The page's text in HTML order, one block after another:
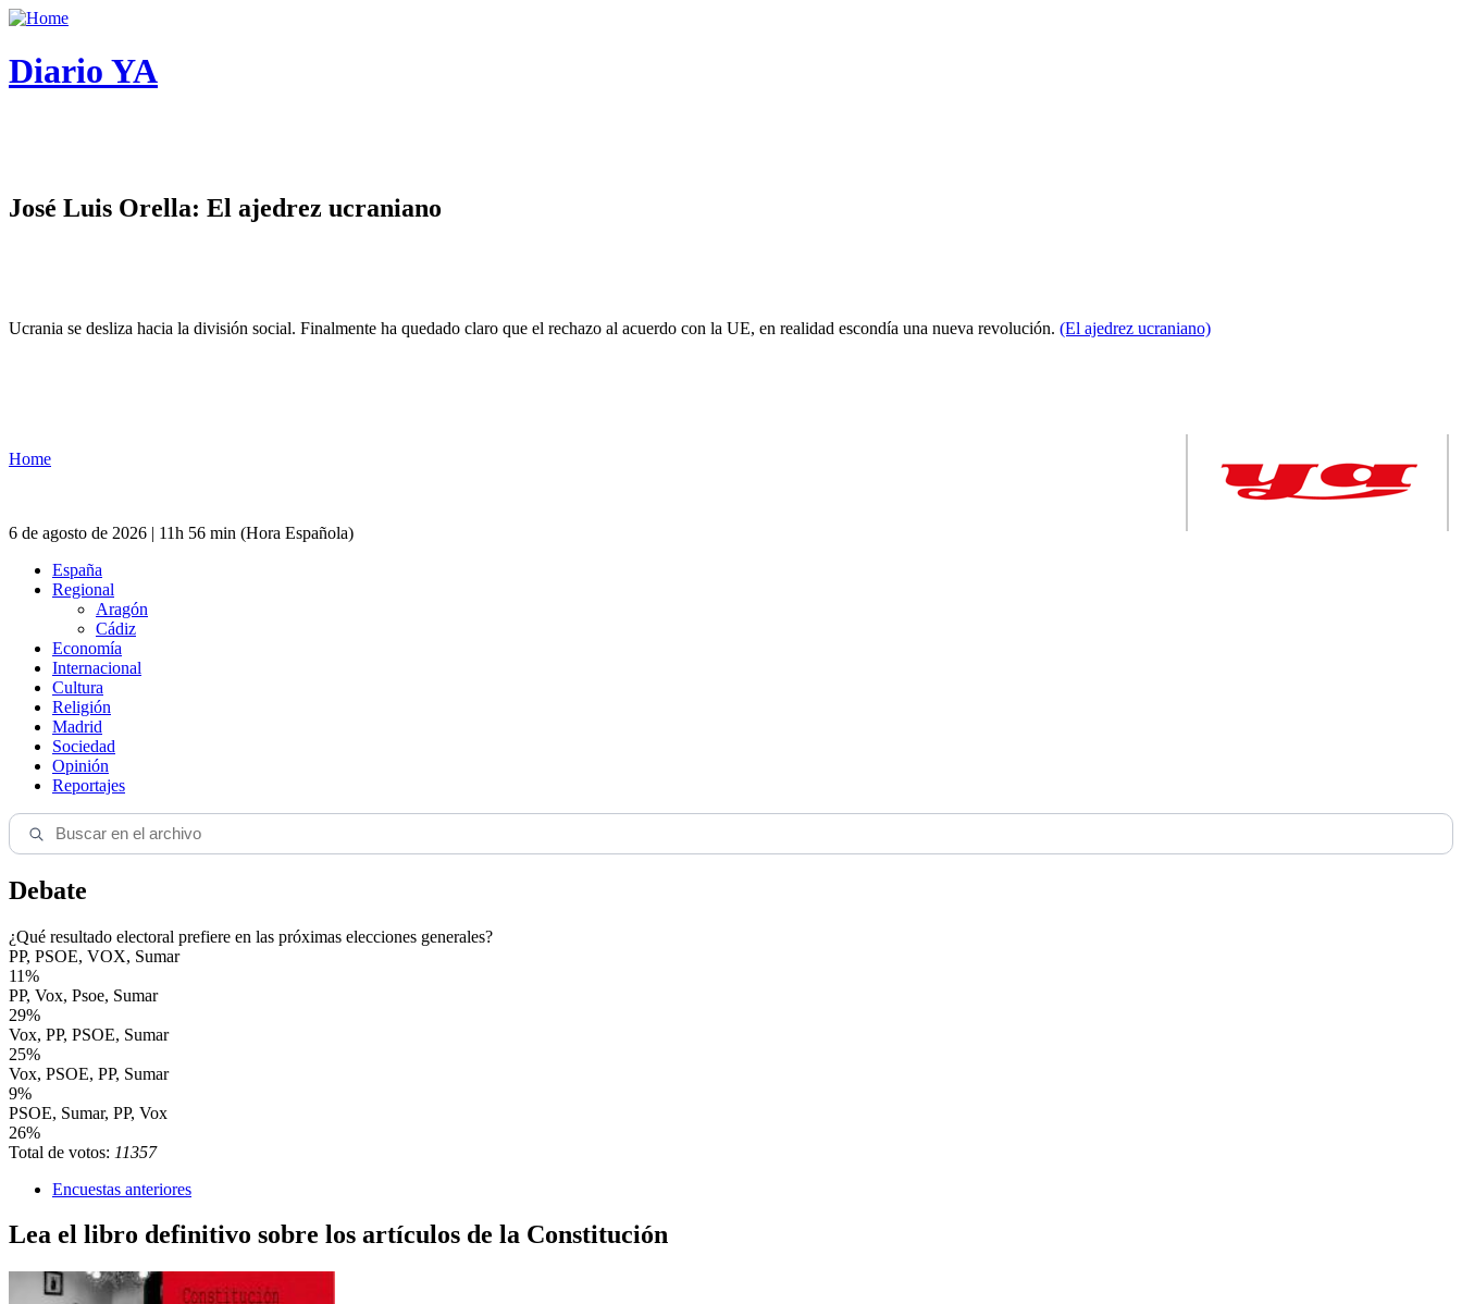
Diario YA
José Luis Orella: El ajedrez ucraniano
Ucrania se desliza hacia la división social. Finalmente ha quedado claro que el rechazo al acuerdo con la UE, en realidad escondía una nueva revolución. (El ajedrez ucraniano)
Home
6 de agosto de 2026 | 11h 56 min (Hora Española)
España
Regional
Aragón
Cádiz
Economía
Internacional
Cultura
Religión
Madrid
Sociedad
Opinión
Reportajes
Debate
¿Qué resultado electoral prefiere en las próximas elecciones generales?
PP, PSOE, VOX, Sumar
11%
PP, Vox, Psoe, Sumar
29%
Vox, PP, PSOE, Sumar
25%
Vox, PSOE, PP, Sumar
9%
PSOE, Sumar, PP, Vox
26%
Total de votos: 11357
Encuestas anteriores
Lea el libro definitivo sobre los artículos de la Constitución